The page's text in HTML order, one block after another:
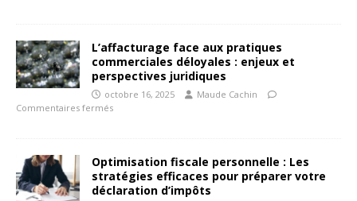
L’affacturage face aux pratiques
commerciales déloyales : enjeux et
perspectives juridiques
octobre 16, 2025
Maude Cachin
Commentaires fermés
Optimisation fiscale personnelle : Les
stratégies efficaces pour préparer votre
déclaration d’impôts